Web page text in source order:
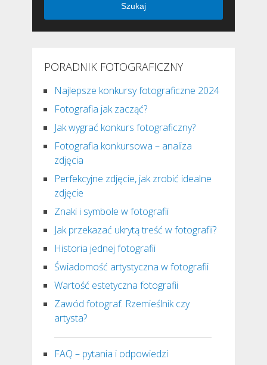
Szukaj
PORADNIK FOTOGRAFICZNY
Najlepsze konkursy fotograficzne 2024
Fotografia jak zacząć?
Jak wygrać konkurs fotograficzny?
Fotografia konkursowa – analiza
zdjęcia
Perfekcyjne zdjęcie, jak zrobić idealne
zdjęcie
Znaki i symbole w fotografii
Jak przekazać ukrytą treść w fotografii?
Historia jednej fotografii
Świadomość artystyczna w fotografii
Wartość estetyczna fotografii
Zawód fotograf. Rzemieślnik czy
artysta?
FAQ – pytania i odpowiedzi